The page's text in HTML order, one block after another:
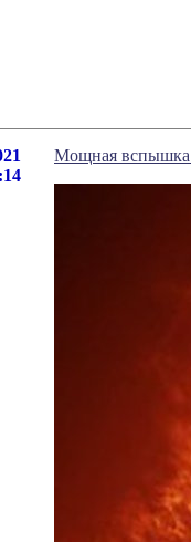
Мощная вспышка